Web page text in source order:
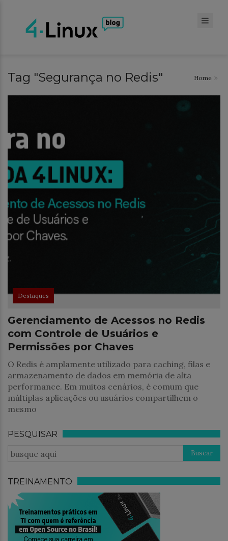
Tag "Segurança no Redis" Home
Destaques
Gerenciamento de Acessos no Redis
com Controle de Usuários e
Permissões por Chaves
O Redis é amplamente utilizado para caching, filas e
armazenamento de dados em memória de alta
performance. Em muitos cenários, é comum que
múltiplas aplicações ou usuários compartilhem o
mesmo
PESQUISAR
TREINAMENTO